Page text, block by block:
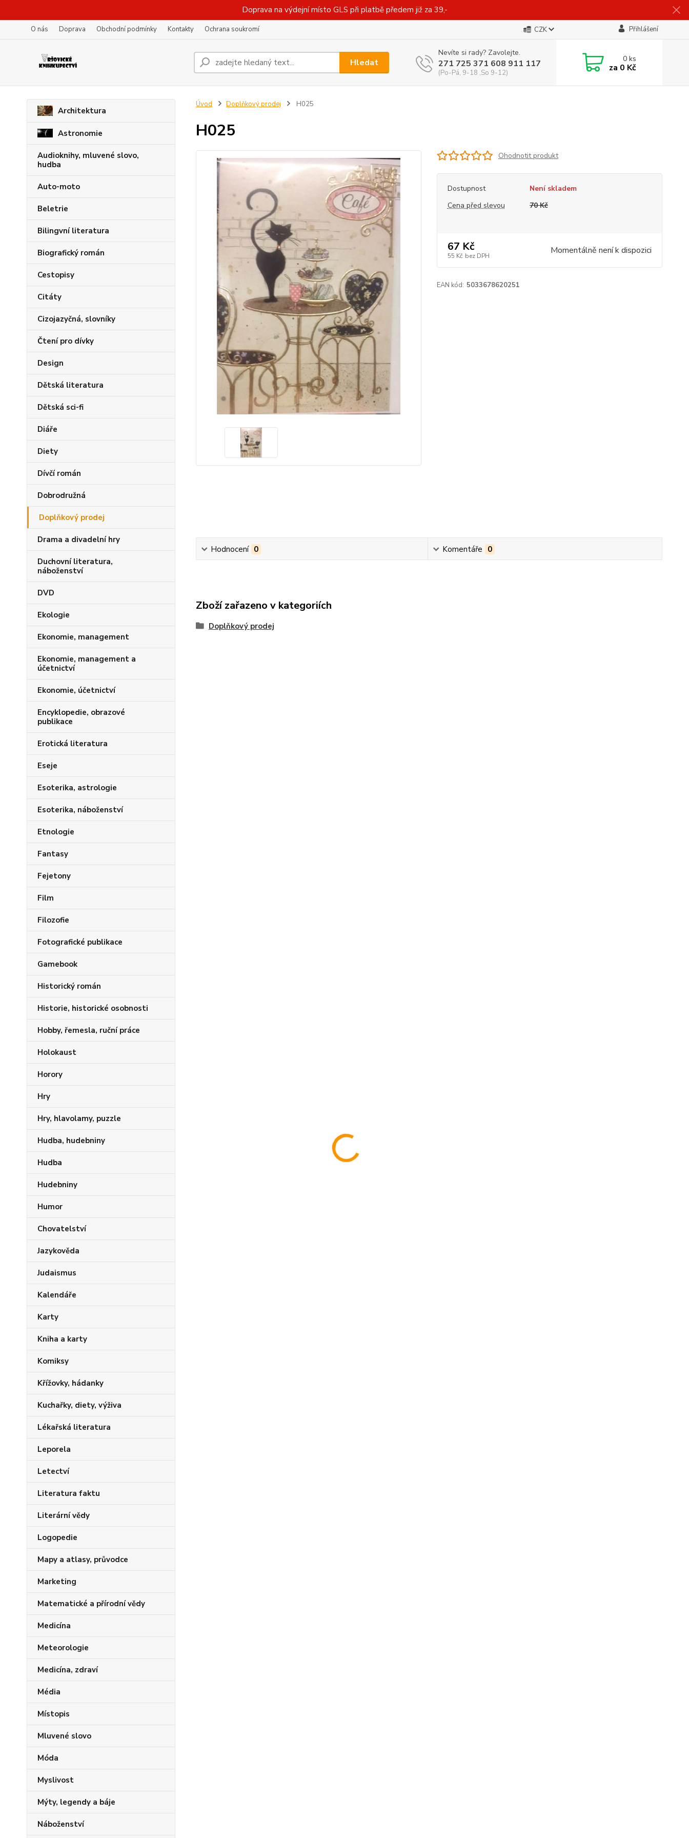
Doprava na výdejní místo GLS při platbě předem již za 39,-
O nás Doprava Obchodní podmínky Kontakty Ochrana soukromí CZK Přihlášení
Hledat
Nevíte si rady? Zavolejte.
271 725 371 608 911 117
(Po-Pá, 9-18 ,So 9-12)
0ks
za 0 Kč
Architektura
Astronomie
Audioknihy, mluvené slovo,
hudba
Auto-moto
Beletrie
Bilingvní literatura
Biografický román
Cestopisy
Citáty
Cizojazyčná, slovníky
Čtení pro dívky
Design
Dětská literatura
Dětská sci-fi
Diáře
Diety
Dívčí román
Dobrodružná
Doplňkový prodej
Drama a divadelní hry
Duchovní literatura,
náboženství
DVD
Ekologie
Ekonomie, management
Ekonomie, management a
účetnictví
Ekonomie, účetnictví
Encyklopedie, obrazové
publikace
Erotická literatura
Eseje
Esoterika, astrologie
Esoterika, náboženství
Etnologie
Fantasy
Fejetony
Film
Filozofie
Fotografické publikace
Gamebook
Historický román
Historie, historické osobnosti
Hobby, řemesla, ruční práce
Holokaust
Horory
Hry
Hry, hlavolamy, puzzle
Hudba, hudebniny
Hudba
Hudebniny
Humor
Chovatelství
Jazykověda
Judaismus
Kalendáře
Karty
Kniha a karty
Komiksy
Křížovky, hádanky
Kuchařky, diety, výživa
Lékařská literatura
Leporela
Letectví
Literatura faktu
Literární vědy
Logopedie
Mapy a atlasy, průvodce
Marketing
Matematické a přírodní vědy
Medicína
Meteorologie
Medicína, zdraví
Média
Místopis
Mluvené slovo
Móda
Myslivost
Mýty, legendy a báje
Náboženství
Úvod Doplňkový prodej H025
H025
Ohodnotit produkt
Dostupnost
Není skladem
Cena před slevou
70 Kč
67 Kč
55 Kč bez DPH Momentálně není k dispozici
EAN kód: 5033678620251
Hodnocení 0 Komentáře 0
Zboží zařazeno v kategoriích
Doplňkový prodej